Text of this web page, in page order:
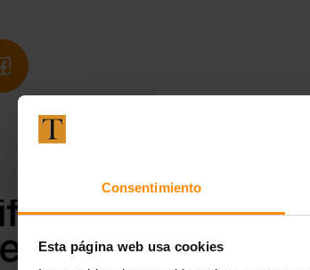
Consentimiento
Esta página web usa cookies